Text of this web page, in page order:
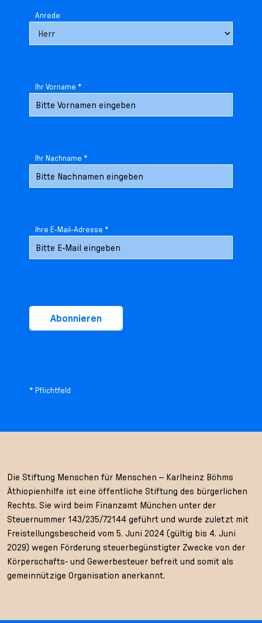
Anrede
Ihr Vorname *
Ihr Nachname *
Ihre E-Mail-Adresse *
Abonnieren
* Pflichtfeld
Die Stiftung Menschen für Menschen – Karlheinz Böhms
Äthiopienhilfe ist eine öffentliche Stiftung des bürgerlichen
Rechts. Sie wird beim Finanzamt München unter der
Steuernummer 143/235/72144 geführt und wurde zuletzt mit
Freistellungsbescheid vom 5. Juni 2024 (gültig bis 4. Juni
2029) wegen Förderung steuerbegünstigter Zwecke von der
Körperschafts- und Gewerbesteuer befreit und somit als
gemeinnützige Organisation anerkannt.